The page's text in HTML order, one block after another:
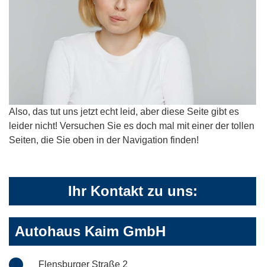
Also, das tut uns jetzt echt leid, aber diese Seite gibt es
leider nicht! Versuchen Sie es doch mal mit einer der tollen
Seiten, die Sie oben in der Navigation finden!
Ihr Kontakt zu uns:
Autohaus Kaim GmbH
Flensburger Straße 2